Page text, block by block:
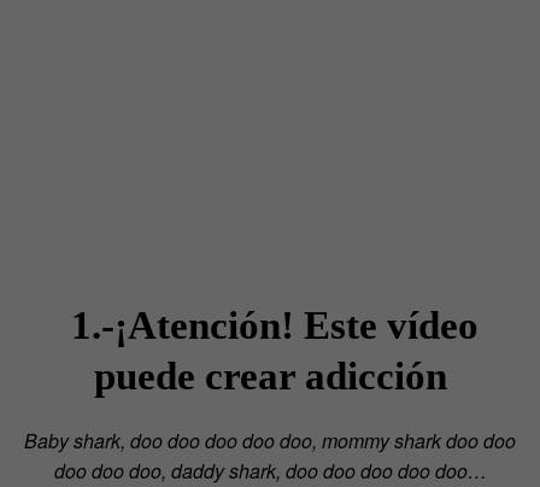
1.-¡Atención! Este vídeo
puede crear adicción
Baby shark, doo doo doo doo doo, mommy shark doo doo
doo doo doo, daddy shark, doo doo doo doo doo…